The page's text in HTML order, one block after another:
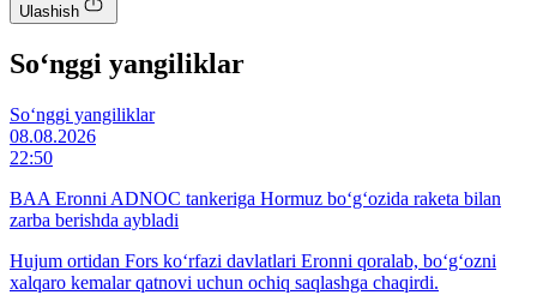
Ulashish
So‘nggi yangiliklar
So‘nggi yangiliklar
08.08.2026
22:50
BAA Eronni ADNOC tankeriga Hormuz bo‘g‘ozida raketa bilan
zarba berishda aybladi
Hujum ortidan Fors ko‘rfazi davlatlari Eronni qoralab, bo‘g‘ozni
xalqaro kemalar qatnovi uchun ochiq saqlashga chaqirdi.